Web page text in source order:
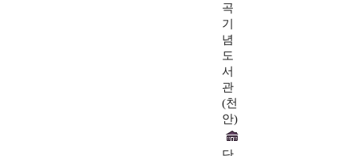
곡
기
념
도
서
관
(천
안)